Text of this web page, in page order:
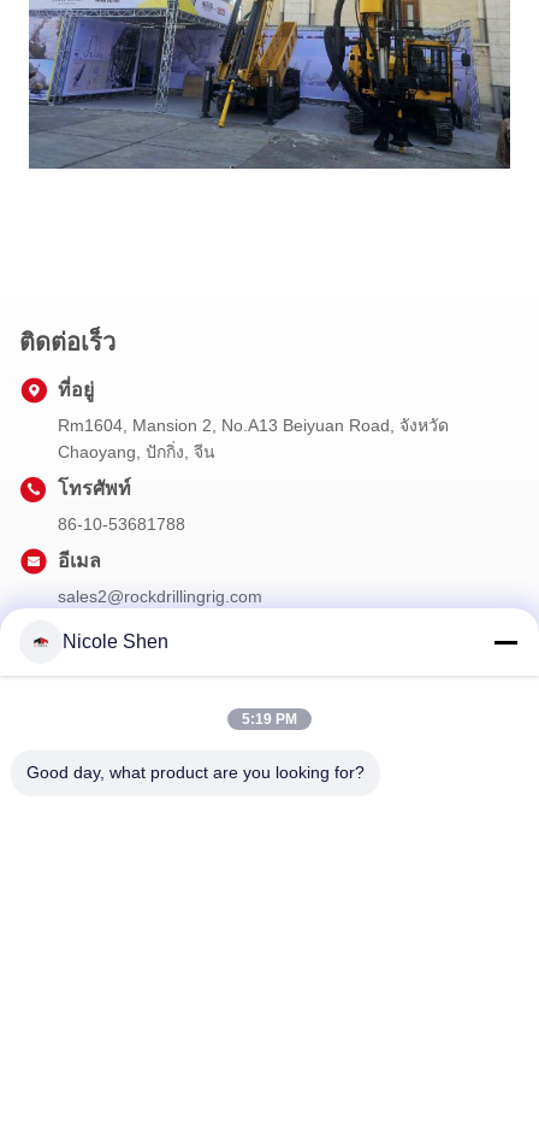
ติดต่อเร็ว
ที่อยู่
Rm1604, Mansion 2, No.A13 Beiyuan Road, จังหวัด
Chaoyang, ปักกิ่ง, จีน
โทรศัพท์
86-10-53681788
อีเมล
sales2@rockdrillingrig.com
สมัครสมาชิกข่าวสารของเรา เพื่อรับส่วนลดและอื่นๆ
Nicole Shen
5:19 PM
Good day, what product are you looking for?